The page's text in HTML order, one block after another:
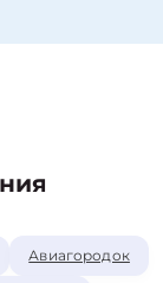
Авиагородок